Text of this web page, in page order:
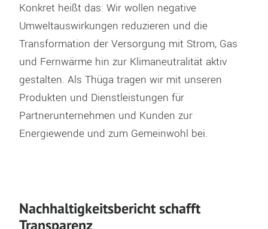
Konkret heißt das: Wir wollen negative
Umweltauswirkungen reduzieren und die
Transformation der Versorgung mit Strom, Gas
und Fernwärme hin zur Klimaneutralität aktiv
gestalten. Als Thüga tragen wir mit unseren
Produkten und Dienstleistungen für
Partnerunternehmen und Kunden zur
Energiewende und zum Gemeinwohl bei.
Nachhaltigkeitsbericht schafft
Transparenz